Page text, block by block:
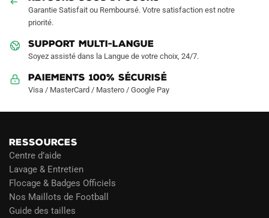
Garantie Satisfait ou Remboursé. Votre satisfaction est notre
priorité.
SUPPORT MULTI-LANGUE
Soyez assisté dans la Langue de votre choix, 24/7.
Paiements 100% Sécurisé
Visa / MasterCard / Mastero / Google Pay
RESSOURCES
Centre d’aide
Lavage & Entretien
Flocage & Badges Officiels
Nos Maillots de Football
Guide des tailles